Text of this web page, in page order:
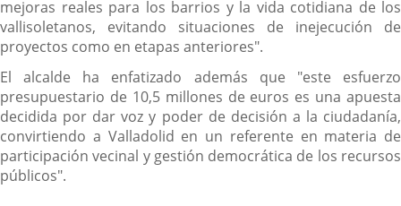
mejoras reales para los barrios y la vida cotidiana de los
vallisoletanos, evitando situaciones de inejecución de
proyectos como en etapas anteriores".
El alcalde ha enfatizado además que "este esfuerzo
presupuestario de 10,5 millones de euros es una apuesta
decidida por dar voz y poder de decisión a la ciudadanía,
convirtiendo a Valladolid en un referente en materia de
participación vecinal y gestión democrática de los recursos
públicos".